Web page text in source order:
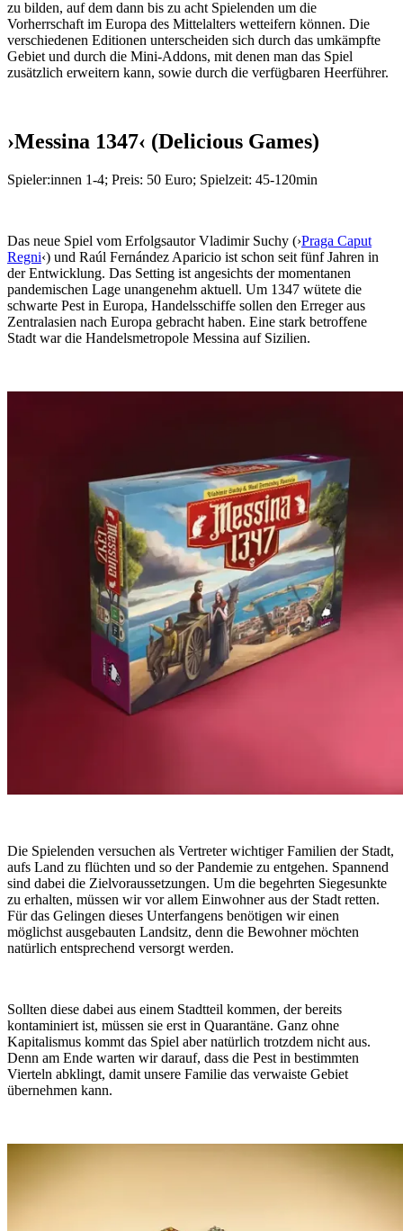
zu bilden, auf dem dann bis zu acht Spielenden um die
Vorherrschaft im Europa des Mittelalters wetteifern können. Die
verschiedenen Editionen unterscheiden sich durch das umkämpfte
Gebiet und durch die Mini-Addons, mit denen man das Spiel
zusätzlich erweitern kann, sowie durch die verfügbaren Heerführer.
›Messina 1347‹ (Delicious Games)
Spieler:innen 1-4; Preis: 50 Euro; Spielzeit: 45-120min
Das neue Spiel vom Erfolgsautor Vladimir Suchy (›Praga Caput
Regni‹) und Raúl Fernández Aparicio ist schon seit fünf Jahren in
der Entwicklung. Das Setting ist angesichts der momentanen
pandemischen Lage unangenehm aktuell. Um 1347 wütete die
schwarte Pest in Europa, Handelsschiffe sollen den Erreger aus
Zentralasien nach Europa gebracht haben. Eine stark betroffene
Stadt war die Handelsmetropole Messina auf Sizilien.
Die Spielenden versuchen als Vertreter wichtiger Familien der Stadt,
aufs Land zu flüchten und so der Pandemie zu entgehen. Spannend
sind dabei die Zielvoraussetzungen. Um die begehrten Siegesunkte
zu erhalten, müssen wir vor allem Einwohner aus der Stadt retten.
Für das Gelingen dieses Unterfangens benötigen wir einen
möglichst ausgebauten Landsitz, denn die Bewohner möchten
natürlich entsprechend versorgt werden.
Sollten diese dabei aus einem Stadtteil kommen, der bereits
kontaminiert ist, müssen sie erst in Quarantäne. Ganz ohne
Kapitalismus kommt das Spiel aber natürlich trotzdem nicht aus.
Denn am Ende warten wir darauf, dass die Pest in bestimmten
Vierteln abklingt, damit unsere Familie das verwaiste Gebiet
übernehmen kann.